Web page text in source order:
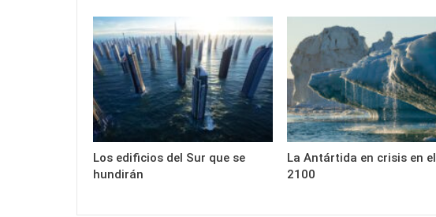
Los edificios del Sur que se
hundirán
La Antártida en crisis en el
2100